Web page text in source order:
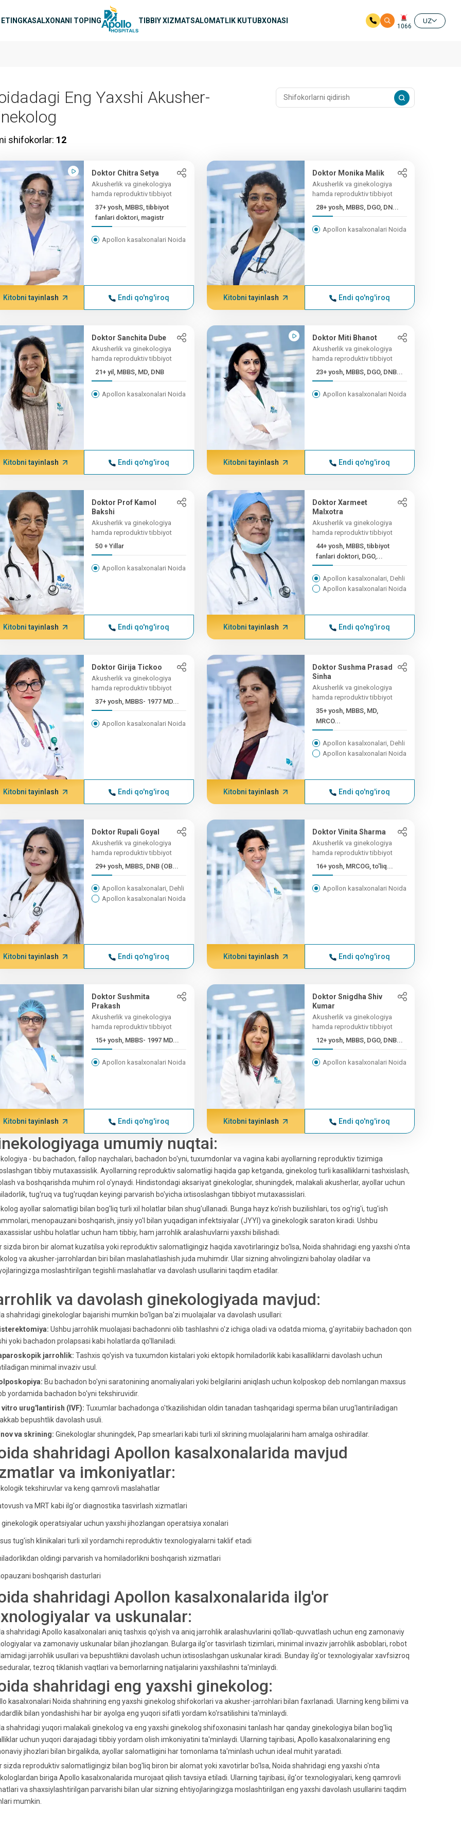
KASALXONANI TOPING TIBBIY XIZMATSALOMATLIK KUTUBXONASI
1066
UZ
Eng Yaxshi Akusher-
shifokorlar: 12
Doktor Chitra Setya
Akusherlik va ginekologiya
hamda reproduktiv tibbiyot
37+ yosh, MBBS, tibbiyot
fanlari doktori, magistr
Apollon kasalxonalari Noida
Kitobni tayinlash Endi qo'ng'iroq
Doktor Monika Malik
Akusherlik va ginekologiya
hamda reproduktiv tibbiyot
28+ yosh, MBBS, DGO, DN...
Apollon kasalxonalari Noida
Kitobni tayinlash Endi qo'ng'iroq
Doktor Sanchita Dube
Akusherlik va ginekologiya
hamda reproduktiv tibbiyot
21+ yil, MBBS, MD, DNB
Apollon kasalxonalari Noida
Kitobni tayinlash Endi qo'ng'iroq
Doktor Miti Bhanot
Akusherlik va ginekologiya
hamda reproduktiv tibbiyot
23+ yosh, MBBS, DGO, DNB...
Apollon kasalxonalari Noida
Kitobni tayinlash Endi qo'ng'iroq
Doktor Prof Kamol
Bakshi
Akusherlik va ginekologiya
hamda reproduktiv tibbiyot
50 + Yillar
Apollon kasalxonalari Noida
Kitobni tayinlash Endi qo'ng'iroq
Doktor Xarmeet
Malxotra
Akusherlik va ginekologiya
hamda reproduktiv tibbiyot
44+ yosh, MBBS, tibbiyot
fanlari doktori, DGO,...
Apollon kasalxonalari, Dehli
Apollon kasalxonalari Noida
Kitobni tayinlash Endi qo'ng'iroq
Doktor Girija Tickoo
Akusherlik va ginekologiya
hamda reproduktiv tibbiyot
37+ yosh, MBBS- 1977 MD...
Apollon kasalxonalari Noida
Kitobni tayinlash Endi qo'ng'iroq
Doktor Sushma Prasad
Sinha
Akusherlik va ginekologiya
hamda reproduktiv tibbiyot
35+ yosh, MBBS, MD,
MRCO...
Apollon kasalxonalari, Dehli
Apollon kasalxonalari Noida
Kitobni tayinlash Endi qo'ng'iroq
Doktor Rupali Goyal
Akusherlik va ginekologiya
hamda reproduktiv tibbiyot
29+ yosh, MBBS, DNB (OB...
Apollon kasalxonalari, Dehli
Apollon kasalxonalari Noida
Kitobni tayinlash Endi qo'ng'iroq
Doktor Vinita Sharma
Akusherlik va ginekologiya
hamda reproduktiv tibbiyot
16+ yosh, MRCOG, to'liq...
Apollon kasalxonalari Noida
Kitobni tayinlash Endi qo'ng'iroq
Doktor Sushmita
Prakash
Akusherlik va ginekologiya
hamda reproduktiv tibbiyot
15+ yosh, MBBS- 1997 MD...
Apollon kasalxonalari Noida
Kitobni tayinlash Endi qo'ng'iroq
Doktor Snigdha Shiv
Kumar
Akusherlik va ginekologiya
hamda reproduktiv tibbiyot
12+ yosh, MBBS, DGO, DNB...
Apollon kasalxonalari Noida
Kitobni tayinlash Endi qo'ng'iroq
umumiy nuqtai:
- bu bachadon, fallop naychalari, bachadon bo'yni, tuxumdonlar va vagina kabi ayollarning reproduktiv tizimiga
tibbiy mutaxassislik. Ayollarning reproduktiv salomatligi haqida gap ketganda, ginekolog turli kasalliklarni tashxislash,
va boshqarishda muhim rol o'ynaydi. Hindistondagi aksariyat ginekologlar, shuningdek, malakali akusherlar, ayollar uchun
tug'ruq va tug'ruqdan keyingi parvarish bo'yicha ixtisoslashgan tibbiyot mutaxassislari.
ayollar salomatligi bilan bog'liq turli xil holatlar bilan shug'ullanadi. Bunga hayz ko'rish buzilishlari, tos og'rig'i, tug'ish
menopauzani boshqarish, jinsiy yo'l bilan yuqadigan infektsiyalar (JYYI) va ginekologik saraton kiradi. Ushbu
ushbu holatlar uchun ham tibbiy, ham jarrohlik aralashuvlarni yaxshi bilishadi.
sizda biron bir alomat kuzatilsa yoki reproduktiv salomatligingiz haqida xavotirlaringiz bo'lsa, Noida shahridagi eng yaxshi o'nta
va akusher-jarrohlardan biri bilan maslahatlashish juda muhimdir. Ular sizning ahvolingizni baholay oladilar va
moslashtirilgan tegishli maslahatlar va davolash usullarini taqdim etadilar.
va davolash ginekologiyada mavjud:
shahridagi ginekologlar bajarishi mumkin bo'lgan ba'zi muolajalar va davolash usullari:
Ushbu jarrohlik muolajasi bachadonni olib tashlashni o'z ichiga oladi va odatda mioma, g'ayritabiiy bachadon qon
yoki bachadon prolapsasi kabi holatlarda qo'llaniladi.
jarrohlik: Tashxis qo'yish va tuxumdon kistalari yoki ektopik homiladorlik kabi kasalliklarni davolash uchun
minimal invaziv usul.
Bu bachadon bo'yni saratonining anomaliyalari yoki belgilarini aniqlash uchun kolposkop deb nomlangan maxsus
yordamida bachadon bo'yni tekshiruvidir.
vitro urug'lantirish (IVF): Tuxumlar bachadonga o'tkazilishidan oldin tanadan tashqaridagi sperma bilan urug'lantiriladigan
bepushtlik davolash usuli.
va skrining: Ginekologlar shuningdek, Pap smearlari kabi turli xil skrining muolajalarini ham amalga oshiradilar.
shahridagi Apollon kasalxonalarida mavjud
va imkoniyatlar:
tekshiruvlar va keng qamrovli maslahatlar
va MRT kabi ilg'or diagnostika tasvirlash xizmatlari
ginekologik operatsiyalar uchun yaxshi jihozlangan operatsiya xonalari
tug'ish klinikalari turli xil yordamchi reproduktiv texnologiyalarni taklif etadi
oldingi parvarish va homiladorlikni boshqarish xizmatlari
boshqarish dasturlari
shahridagi Apollon kasalxonalarida ilg'or
va uskunalar:
shahridagi Apollo kasalxonalari aniq tashxis qo'yish va aniq jarrohlik aralashuvlarini qo'llab-quvvatlash uchun eng zamonaviy
va zamonaviy uskunalar bilan jihozlangan. Bularga ilg'or tasvirlash tizimlari, minimal invaziv jarrohlik asboblari, robot
jarrohlik usullari va bepushtlikni davolash uchun ixtisoslashgan uskunalar kiradi. Bunday ilg'or texnologiyalar xavfsizroq
tezroq tiklanish vaqtlari va bemorlarning natijalarini yaxshilashni ta'minlaydi.
shahridagi eng yaxshi ginekolog:
kasalxonalari Noida shahrining eng yaxshi ginekolog shifokorlari va akusher-jarrohlari bilan faxrlanadi. Ularning keng bilimi va
bilan yondashishi har bir ayolga eng yuqori sifatli yordam ko'rsatilishini ta'minlaydi.
shahridagi yuqori malakali ginekolog va eng yaxshi ginekolog shifoxonasini tanlash har qanday ginekologiya bilan bog'liq
uchun yuqori darajadagi tibbiy yordam olish imkoniyatini ta'minlaydi. Ularning tajribasi, Apollo kasalxonalarining eng
jihozlari bilan birgalikda, ayollar salomatligini har tomonlama ta'minlash uchun ideal muhit yaratadi.
sizda reproduktiv salomatligingiz bilan bog'liq biron bir alomat yoki xavotirlar bo'lsa, Noida shahridagi eng yaxshi o'nta
biriga Apollo kasalxonalarida murojaat qilish tavsiya etiladi. Ularning tajribasi, ilg'or texnologiyalari, keng qamrovli
va shaxsiylashtirilgan parvarishi bilan ular sizning ehtiyojlaringizga moslashtirilgan eng yaxshi davolash usullarini taqdim
mumkin.